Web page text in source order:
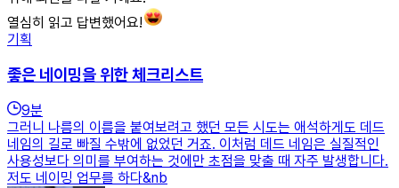
열심히 읽고 답변했어요!
기획
좋은 네이밍을 위한 체크리스트
9분
그러니 나름의 이름을 붙여보려고 했던 모든 시도는 애석하게도 데드
네임의 길로 빠질 수밖에 없었던 거죠. 이처럼 데드 네임은 실질적인
사용성보다 의미를 부여하는 것에만 초점을 맞출 때 자주 발생합니다.
저도 네이밍 업무를 하다&nb